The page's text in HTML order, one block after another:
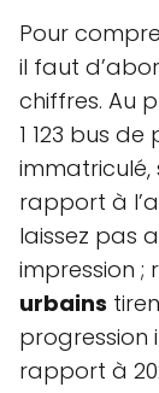
Pour
il faut
chiffres. Au
1 123 bus
immatriculé,
rapport à
laissez pas
impression ;
urbains
progression
rapport à